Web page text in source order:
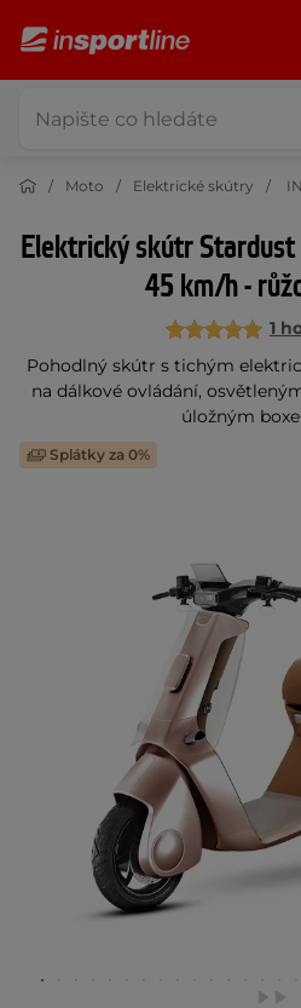
Moto Elektrické skútry
Elektrický skútr
45 km/h -
1
Pohodlný skútr s tichým
na dálkové ovládání,
úložným
Splátky za 0%